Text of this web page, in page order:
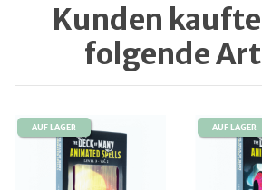
Kunden
folgende
AUF LAGER AUF LAGER